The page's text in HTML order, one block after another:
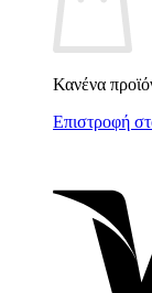
Κανένα
Επιστροφή